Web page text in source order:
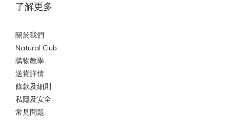
了解更多
關於我們
Natural Club
購物教學
送貨詳情
條款及細則
私隱及安全
常見問題